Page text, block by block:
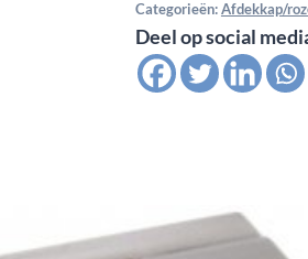
buis
33,7
RD
aantal
Categorieën: Afdekkap/
Deel op social